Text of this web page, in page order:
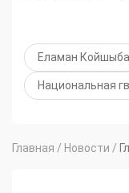
Еламан
Национальная
Главная / Новости /